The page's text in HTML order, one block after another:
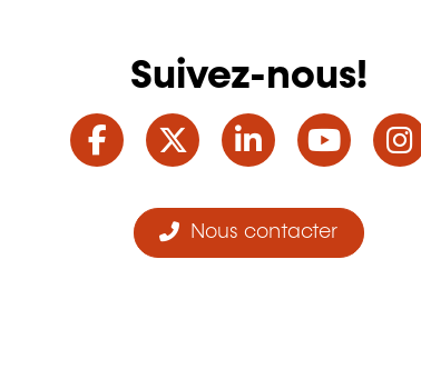
Suivez-nous!
Facebook
TwitterLinkedIn
Nous contacter